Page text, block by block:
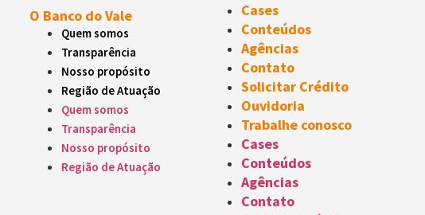
O Banco do Vale
Quem somos
Transparência
Nosso propósito
Região de Atuação
Quem somos
Transparência
Nosso propósito
Região de Atuação
Cases
Conteúdos
Agências
Contato
Solicitar Crédito
Ouvidoria
Trabalhe conosco
Cases
Conteúdos
Agências
Contato